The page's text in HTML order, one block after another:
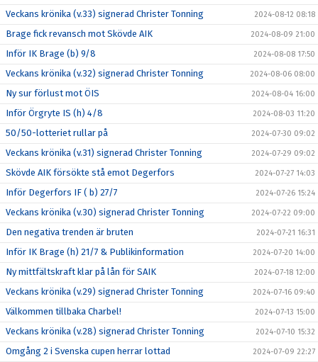
Veckans krönika (v.33) signerad Christer Tonning 2024-08-12 08:18
Brage fick revansch mot Skövde AIK 2024-08-09 21:00
Inför IK Brage (b) 9/8 2024-08-08 17:50
Veckans krönika (v.32) signerad Christer Tonning 2024-08-06 08:00
Ny sur förlust mot ÖIS 2024-08-04 16:00
Inför Örgryte IS (h) 4/8 2024-08-03 11:20
50/50-lotteriet rullar på 2024-07-30 09:02
Veckans krönika (v.31) signerad Christer Tonning 2024-07-29 09:02
Skövde AIK försökte stå emot Degerfors 2024-07-27 14:03
Inför Degerfors IF ( b) 27/7 2024-07-26 15:24
Veckans krönika (v.30) signerad Christer Tonning 2024-07-22 09:00
Den negativa trenden är bruten 2024-07-21 16:31
Inför IK Brage (h) 21/7 & Publikinformation 2024-07-20 14:00
Ny mittfältskraft klar på lån för SAIK 2024-07-18 12:00
Veckans krönika (v.29) signerad Christer Tonning 2024-07-16 09:40
Välkommen tillbaka Charbel! 2024-07-13 15:00
Veckans krönika (v.28) signerad Christer Tonning 2024-07-10 15:32
Omgång 2 i Svenska cupen herrar lottad 2024-07-09 22:27